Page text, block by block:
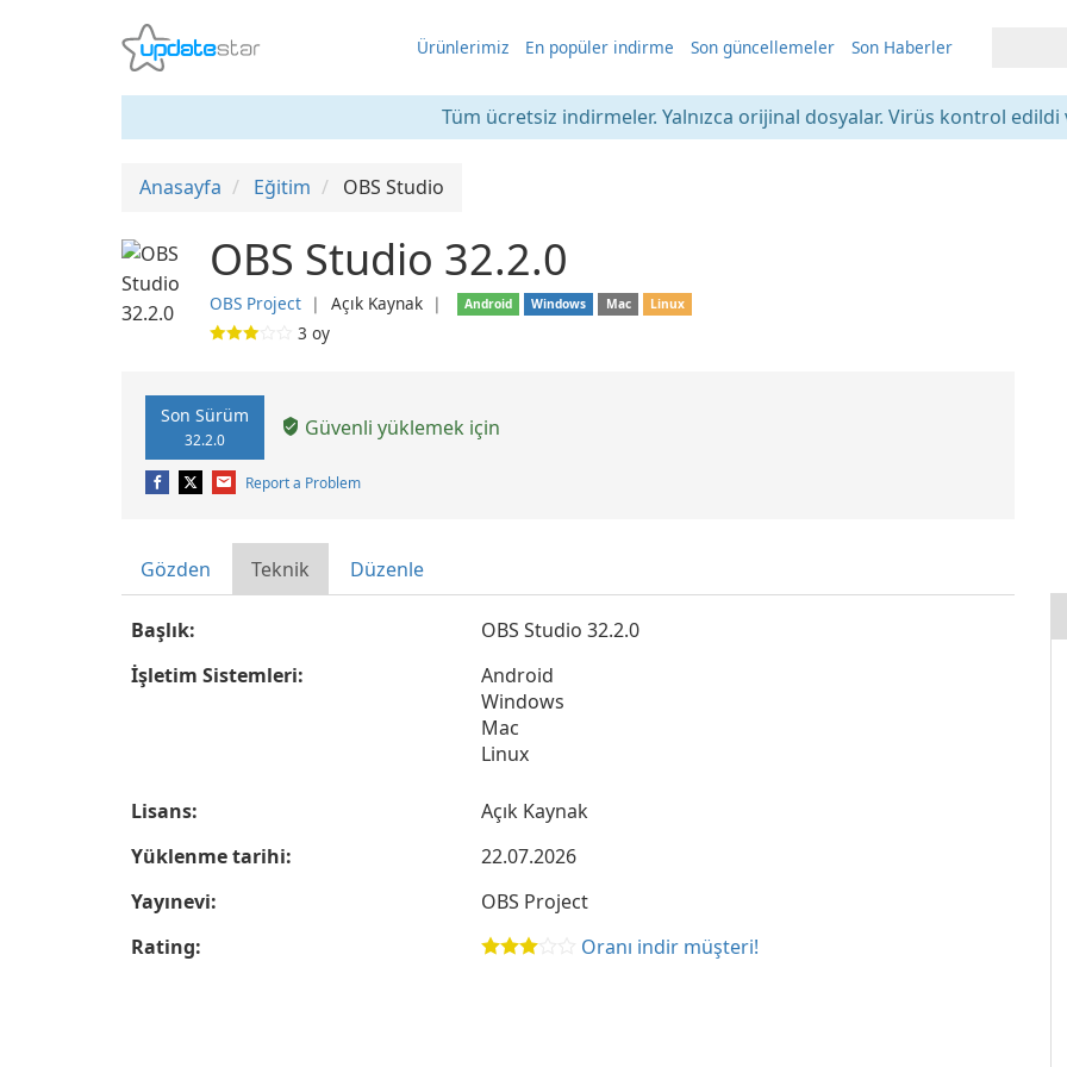
Ürünlerimiz En popüler indirme Son güncellemeler Son Haberler
Tüm ücretsiz indirmeler. Yalnızca orijinal dosyalar. Virüs kontrol edildi
Anasayfa Eğitim OBS Studio
OBS Studio 32.2.0
OBS Project ❘ Açık Kaynak ❘ Android Windows Mac Linux
3 oy
Son Sürüm
32.2.0 Güvenli yüklemek için
Report a Problem
Gözden Teknik Düzenle
Başlık:
OBS Studio 32.2.0
İşletim Sistemleri:
Android
Windows
Mac
Linux
Lisans:
Açık Kaynak
Yüklenme tarihi:
22.07.2026
Yayınevi:
OBS Project
Rating:
Oranı indir müşteri!